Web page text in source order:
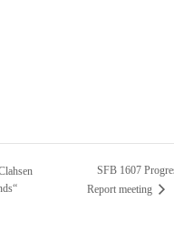
SFB 1607
Report meeting